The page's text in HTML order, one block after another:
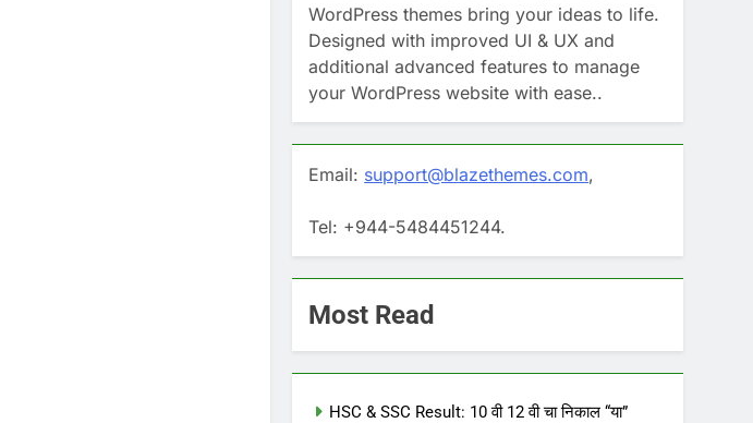
WordPress themes bring your ideas to life.
Designed with improved UI & UX and
additional advanced features to manage
your WordPress website with ease..
Email: support@blazethemes.com,
Tel: +944-5484451244.
Most Read
HSC & SSC Result: 10 वी 12 वी चा निकाल “या”